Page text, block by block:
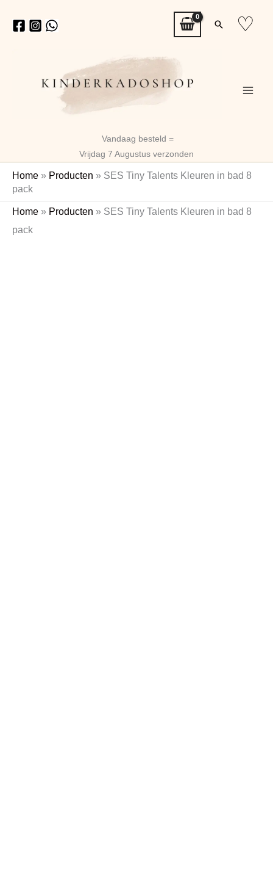
naar
Zoeken
♡
Vandaag besteld =
Vrijdag 7 Augustus verzonden
Home » Producten » SES Tiny Talents Kleuren in bad 8
pack
Home » Producten » SES Tiny Talents Kleuren in bad 8
pack
SES
Talents